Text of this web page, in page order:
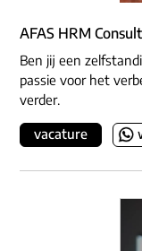
AFAS HRM
Ben jij een
passie voor het
verder.
vacature